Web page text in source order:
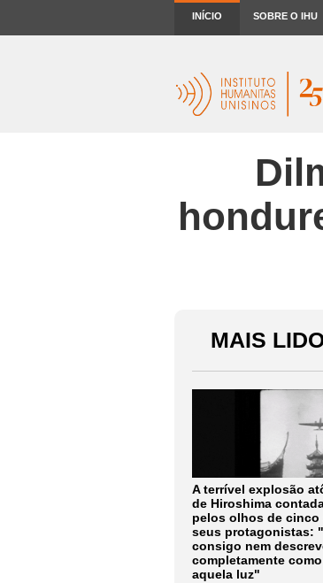
INÍCIO SOBRE O IHU
MAIS
A terrível explosão
de Hiroshima
pelos olhos de cinco
seus protagonistas:
consigo nem
completamente
aquela luz"